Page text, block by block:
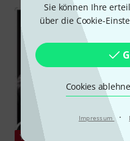
Sie können Ihre
über die Cookie-
Cookies
Impressum ·
YOUTUBE